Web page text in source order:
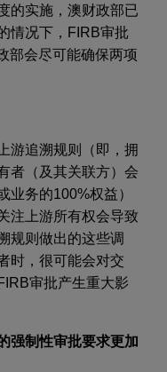
的实施，澳财政部已
情况下， FIRB审批
部会尽可能确保两项
游追溯规则（即，拥
者（及其关联方）会
业务的100%权益）
注上游所有权会导致
规则做出的这些调
时，很可能会对交
FIRB审批产生重大影
强制性审批要求更加